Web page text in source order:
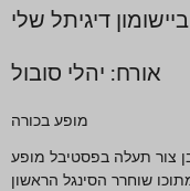
דיגיתל שלי
אורח: יהלי סובול
מופע בכורה
צור תעלה בפסטיבל מופע
שוחרר הסינגל הראשון